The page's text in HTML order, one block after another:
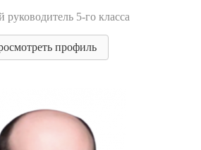
руководитель 5-го класса
профиль